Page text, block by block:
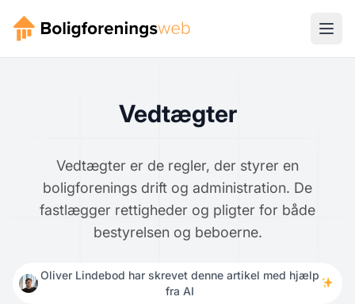
Vedtægter
Vedtægter er de regler, der styrer en
boligforenings drift og administration. De
fastlægger rettigheder og pligter for både
bestyrelsen og beboerne.
Oliver Lindebod har skrevet denne artikel med hjælp
fra AI